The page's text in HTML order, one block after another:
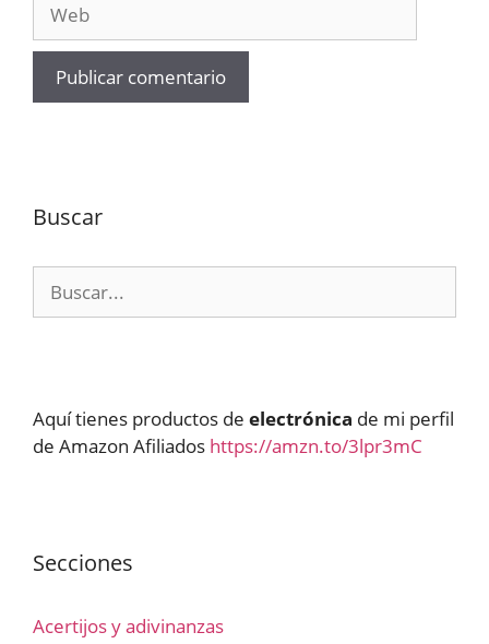
Buscar
Aquí tienes productos de electrónica de mi perfil
de Amazon Afiliados https://amzn.to/3lpr3mC
Secciones
Acertijos y adivinanzas